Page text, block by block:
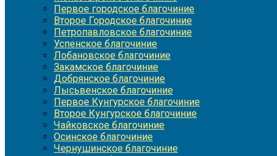
Первое городское благочиние
Второе Городское благочиние
Петропавловское благочиние
Успенское благочиние
Лобановское благочиние
Закамское благочиние
Добрянское благочиние
Лысьвенское благочиние
Первое Кунгурское благочиние
Второе Кунгурское благочиние
Чайковское благочиние
Осинское благочиние
Чернушинское благочиние